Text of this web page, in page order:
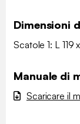
Dimensioni
Scatole 1: L 119
Manuale di
Scaricare il